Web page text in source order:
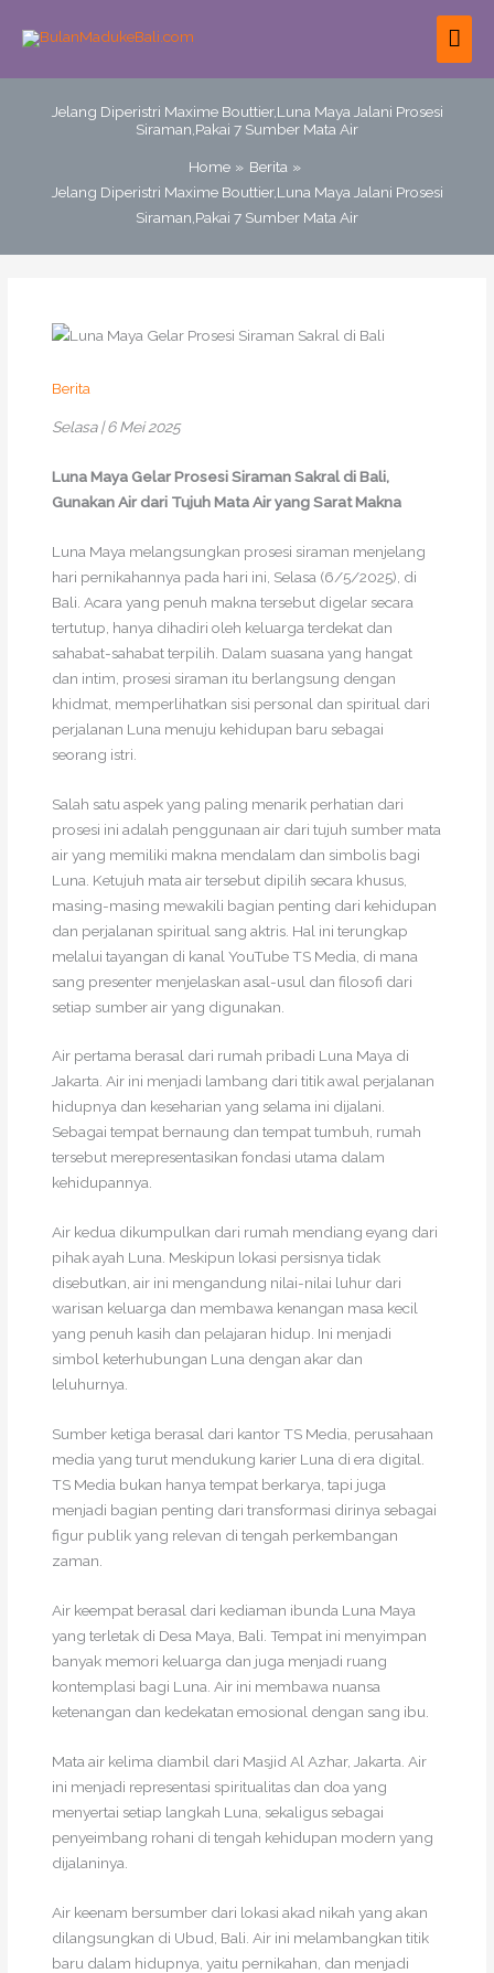
Jelang Diperistri Maxime Bouttier,Luna Maya Jalani Prosesi
Siraman,Pakai 7 Sumber Mata Air
Home
Berita
Jelang Diperistri Maxime Bouttier,Luna Maya Jalani Prosesi
Siraman,Pakai 7 Sumber Mata Air
Berita
Selasa | 6 Mei 2025
Luna Maya Gelar Prosesi Siraman Sakral di Bali,
Gunakan Air dari Tujuh Mata Air yang Sarat Makna
Luna Maya melangsungkan prosesi siraman menjelang
hari pernikahannya pada hari ini, Selasa (6/5/2025), di
Bali. Acara yang penuh makna tersebut digelar secara
tertutup, hanya dihadiri oleh keluarga terdekat dan
sahabat-sahabat terpilih. Dalam suasana yang hangat
dan intim, prosesi siraman itu berlangsung dengan
khidmat, memperlihatkan sisi personal dan spiritual dari
perjalanan Luna menuju kehidupan baru sebagai
seorang istri.
Salah satu aspek yang paling menarik perhatian dari
prosesi ini adalah penggunaan air dari tujuh sumber mata
air yang memiliki makna mendalam dan simbolis bagi
Luna. Ketujuh mata air tersebut dipilih secara khusus,
masing-masing mewakili bagian penting dari kehidupan
dan perjalanan spiritual sang aktris. Hal ini terungkap
melalui tayangan di kanal YouTube TS Media, di mana
sang presenter menjelaskan asal-usul dan filosofi dari
setiap sumber air yang digunakan.
Air pertama berasal dari rumah pribadi Luna Maya di
Jakarta. Air ini menjadi lambang dari titik awal perjalanan
hidupnya dan keseharian yang selama ini dijalani.
Sebagai tempat bernaung dan tempat tumbuh, rumah
tersebut merepresentasikan fondasi utama dalam
kehidupannya.
Air kedua dikumpulkan dari rumah mendiang eyang dari
pihak ayah Luna. Meskipun lokasi persisnya tidak
disebutkan, air ini mengandung nilai-nilai luhur dari
warisan keluarga dan membawa kenangan masa kecil
yang penuh kasih dan pelajaran hidup. Ini menjadi
simbol keterhubungan Luna dengan akar dan
leluhurnya.
Sumber ketiga berasal dari kantor TS Media, perusahaan
media yang turut mendukung karier Luna di era digital.
TS Media bukan hanya tempat berkarya, tapi juga
menjadi bagian penting dari transformasi dirinya sebagai
figur publik yang relevan di tengah perkembangan
zaman.
Air keempat berasal dari kediaman ibunda Luna Maya
yang terletak di Desa Maya, Bali. Tempat ini menyimpan
banyak memori keluarga dan juga menjadi ruang
kontemplasi bagi Luna. Air ini membawa nuansa
ketenangan dan kedekatan emosional dengan sang ibu.
Mata air kelima diambil dari Masjid Al Azhar, Jakarta. Air
ini menjadi representasi spiritualitas dan doa yang
menyertai setiap langkah Luna, sekaligus sebagai
penyeimbang rohani di tengah kehidupan modern yang
dijalaninya.
Air keenam bersumber dari lokasi akad nikah yang akan
dilangsungkan di Ubud, Bali. Air ini melambangkan titik
baru dalam hidupnya, yaitu pernikahan, dan menjadi